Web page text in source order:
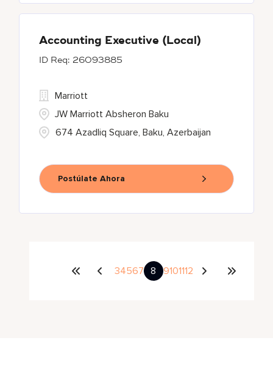
Accounting Executive (Local)
26093885
674 Azadliq Square, Baku, Azerbaijan
Marriott
JW Marriott Absheron Baku
Postúlate Ahora
34567 8 9101112